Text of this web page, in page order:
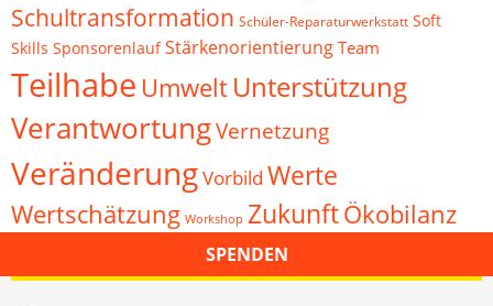
Schultransformation Schüler-Reparaturwerkstatt Soft
Skills Sponsorenlauf Stärkenorientierung Team
Teilhabe Umwelt Unterstützung
VerantwortungVernetzung
VeränderungVorbild Werte
Wertschätzung Workshop ZukunftÖkobilanz
SPENDEN